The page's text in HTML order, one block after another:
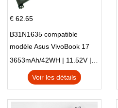
€ 62.65
B31N1635 compatible
modèle Asus VivoBook 17
X705NC X705UA X705UV
X705UN X705UD
3653mAh/42WH | 11.52V | Li-ion ...
Voir les détails